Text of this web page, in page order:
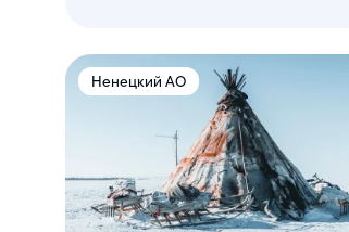
Ненецкий АО